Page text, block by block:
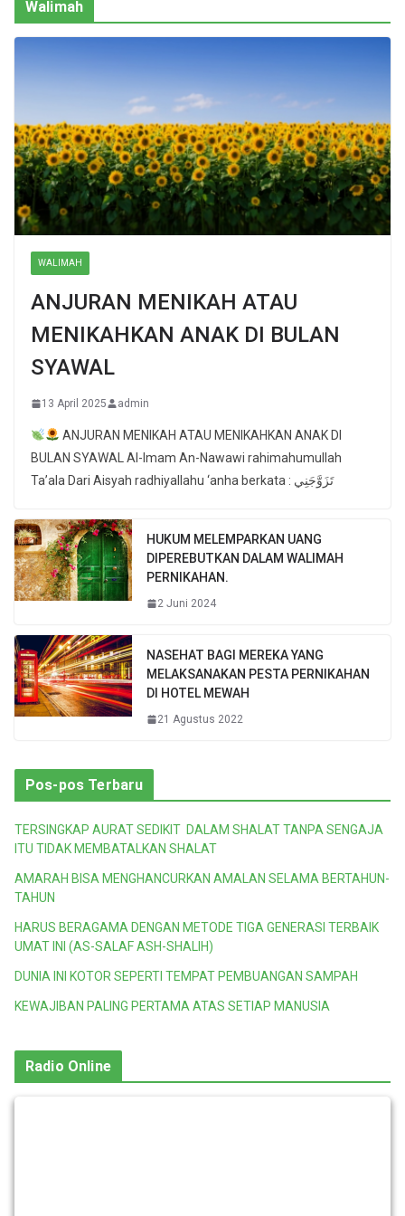
Walimah
WALIMAH
ANJURAN MENIKAH ATAU
MENIKAHKAN ANAK DI BULAN
SYAWAL
13 April 2025 admin
ANJURAN MENIKAH ATAU MENIKAHKAN ANAK DI
BULAN SYAWAL Al-Imam An-Nawawi rahimahumullah
Ta’ala Dari Aisyah radhiyallahu ‘anha berkata : تَزَوَّجَنِي
HUKUM MELEMPARKAN UANG
DIPEREBUTKAN DALAM WALIMAH
PERNIKAHAN.
2 Juni 2024
NASEHAT BAGI MEREKA YANG
MELAKSANAKAN PESTA PERNIKAHAN
DI HOTEL MEWAH
21 Agustus 2022
Pos-pos Terbaru
TERSINGKAP AURAT SEDIKIT DALAM SHALAT TANPA SENGAJA
ITU TIDAK MEMBATALKAN SHALAT
AMARAH BISA MENGHANCURKAN AMALAN SELAMA BERTAHUN-
TAHUN
HARUS BERAGAMA DENGAN METODE TIGA GENERASI TERBAIK
UMAT INI (AS-SALAF ASH-SHALIH)
DUNIA INI KOTOR SEPERTI TEMPAT PEMBUANGAN SAMPAH
KEWAJIBAN PALING PERTAMA ATAS SETIAP MANUSIA
Radio Online